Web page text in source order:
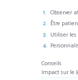
Observer
Être
Utiliser
Conseils
Impact sur le